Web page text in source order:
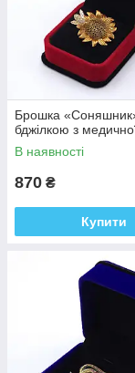
Брошка
бджілкою з
В наявності
870 ₴
Купити